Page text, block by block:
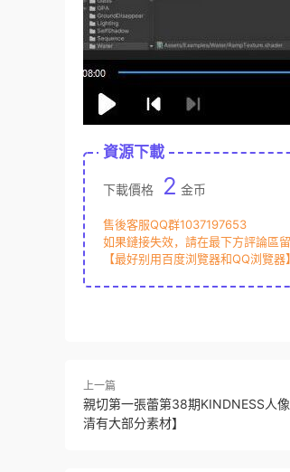
資源下載
下載價格 2 金币
售後客服QQ群1037197653
如果鏈接失效，請在最下方評論區
【最好别用百度浏覽器和QQ浏覽器】
上一篇
親切第一張蕾第38期KINDNESS人
清有大部分素材】